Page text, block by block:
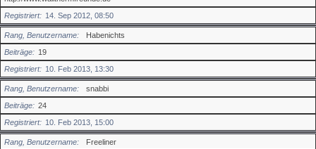
Registriert
14. Sep 2012, 08:50
Rang, Benutzername
Habenichts
Beiträge
19
Registriert
10. Feb 2013, 13:30
Rang, Benutzername
snabbi
Beiträge
24
Registriert
10. Feb 2013, 15:00
Rang, Benutzername
Freeliner